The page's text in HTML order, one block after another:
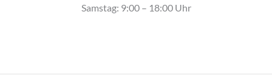
Samstag: 9:00 – 18:00 Uhr